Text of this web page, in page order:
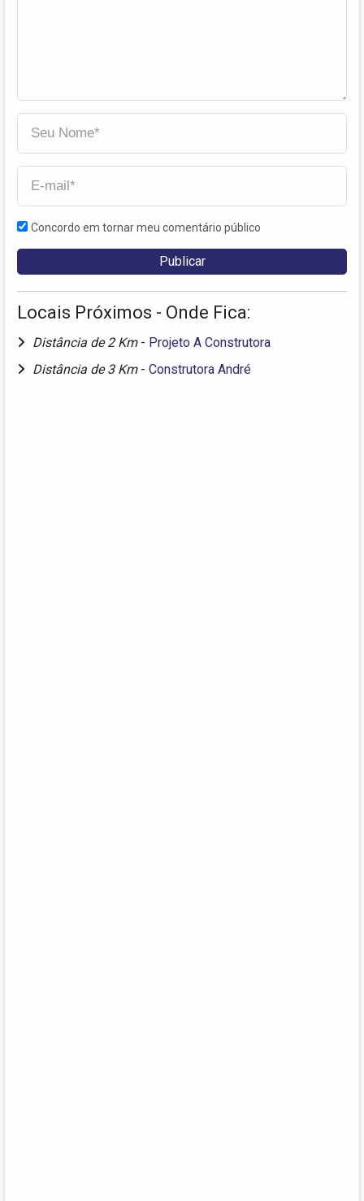
Concordo em tornar meu comentário público
Locais Próximos - Onde Fica:
Distância de 2 Km - Projeto A Construtora
Distância de 3 Km - Construtora André